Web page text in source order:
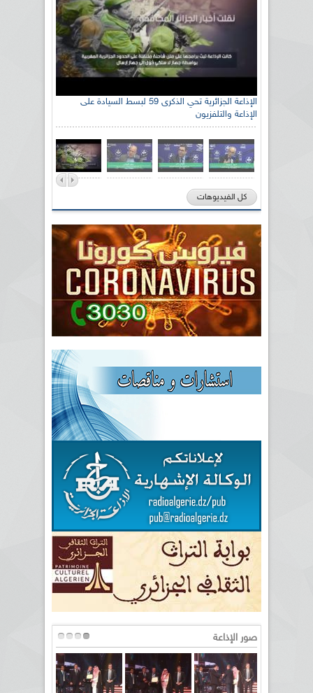
الإذاعة الجزائرية تحي الذكرى 59 لبسط السيادة على
الإذاعة والتلفزيون
كل الفيديوهات
صور الإذاعة